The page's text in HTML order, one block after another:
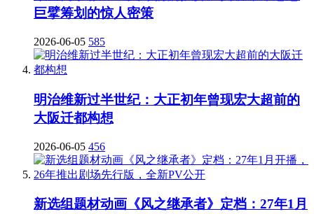
巨擘筹划的惊人密策
2026-06-05 585
明治维新过半世纪：大正初年曾现宏大超前的
大阪迁都构想
2026-06-05 456
新选组题材动画《风之继承者》定档：27年1月